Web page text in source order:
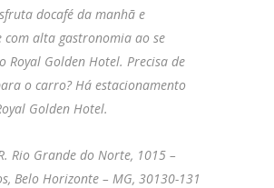
docafé da manhã e
com alta gastronomia ao se
Royal Golden Hotel. Precisa de
o carro? Há estacionamento
Golden Hotel.
Rio Grande do Norte, 1015 –
Belo Horizonte – MG, 30130-131